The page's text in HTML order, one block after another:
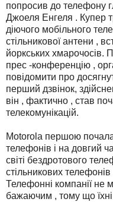
попросив до телефону
Джоеля Енгеля . Купер
діючого мобільного
стільникової антени ,
йоркських хмарочосів.
прес -конференцію ,
повідомити про
перший дзвінок,
він , фактично , став
телекомунікацій.
Motorola першою
телефонів і на довгий
світі бездротового
стільникових
Телефонні компанії не
бажаючим , тому що